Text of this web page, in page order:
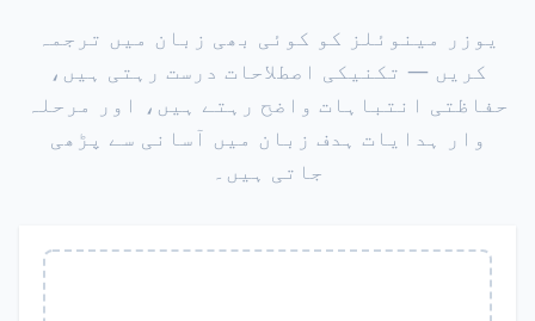
یوزر مینوئلز کو کوئی بھی زبان میں ترجمہ
کریں — تکنیکی اصطلاحات درست رہتی ہیں،
حفاظتی انتباہات واضح رہتے ہیں، اور مرحلہ
وار ہدایات ہدف زبان میں آسانی سے پڑھی
جاتی ہیں۔